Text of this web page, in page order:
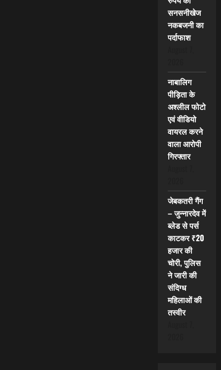
सनसनीखेज
नकबजनी का
पर्दाफाश
नाबालिग
पीड़िता के
अश्लील फोटो
एवं वीडियो
वायरल करने
वाला आरोपी
गिरफ्तार
जेबकतरी गैंग
– जुन्नारदेव में
ब्लेड से पर्स
काटकर ₹20
हजार की
चोरी, पुलिस
ने जारी की
संदिग्ध
महिलाओं की
तस्वीर